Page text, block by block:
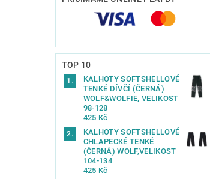
TOP 10
KALHOTY SOFTSHELLOVÉ
TENKÉ DÍVČÍ (ČERNÁ)
WOLF&WOLFIE, VELIKOST
98-128
425 Kč
KALHOTY SOFTSHELLOVÉ
CHLAPECKÉ TENKÉ
(ČERNÁ) WOLF,VELIKOST
104-134
425 Kč